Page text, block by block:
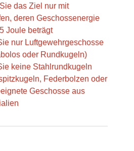
das Ziel nur mit
deren Geschossenergie
Joule beträgt
nur Luftgewehrgeschosse
oder Rundkugeln)
keine Stahlrundkugeln
Federbolzen oder
Geschosse aus